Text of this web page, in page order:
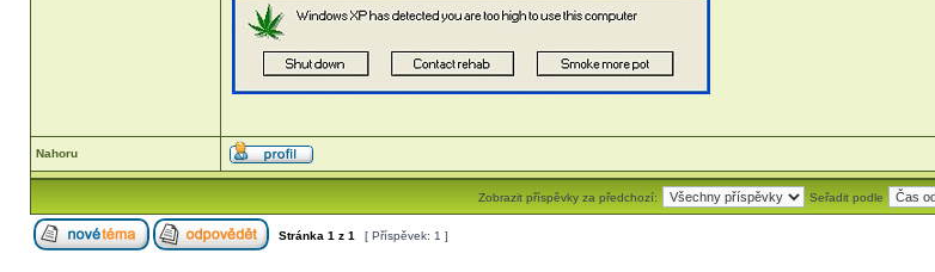
Nahoru
Zobrazit příspěvky za předchozí: Seřadit podle
Stránka 1 z 1 [ Příspěvek: 1 ]